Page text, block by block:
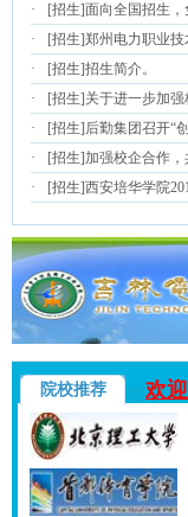
·
[招生]面向全国招生，
·
[招生]郑州电力职业
·
[招生]招生简介。
·
[招生] 关于进一步加
·
[招生] 后勤集团召开“
·
[招生] 加强校企合作
·
[招生]西安培华学院
院校推荐 欢